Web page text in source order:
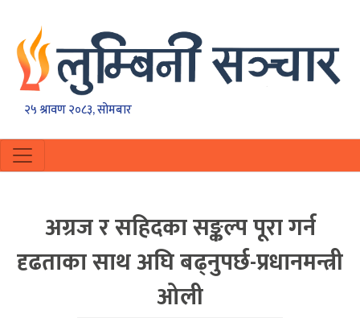
२५ श्रावण २०८३, सोमबार
अग्रज र सहिदका सङ्कल्प पूरा गर्न
दृढताका साथ अघि बढ्नुपर्छ-प्रधानमन्त्री
ओली